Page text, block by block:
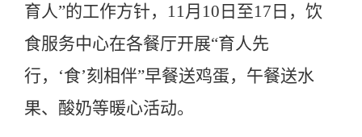
育人”的工作方针， 11月10日至17日，饮
食服务中心在各餐厅开展“育人先
行，‘食’刻相伴”早餐送鸡蛋，午餐送水
果、酸奶等暖心活动。